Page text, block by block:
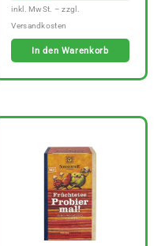
In den Warenkorb